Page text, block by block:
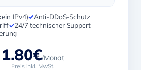
IPv4)✓Anti-DDoS-Schutz
✓24/7 technischer Support
1.80€/Monat
Preis inkl. MwSt.